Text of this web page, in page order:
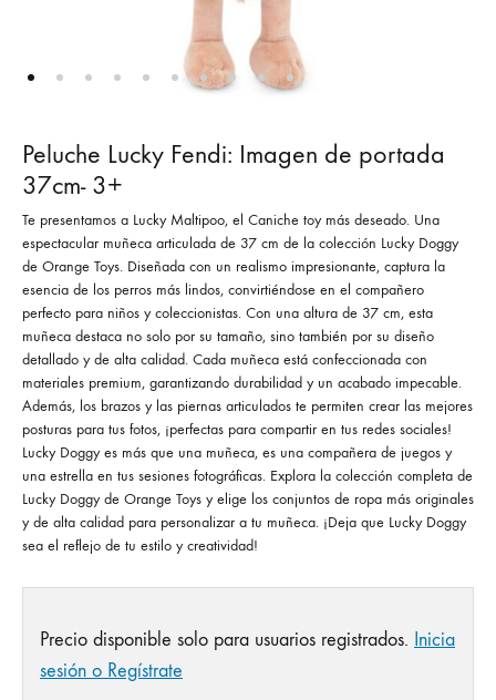
Peluche Lucky Fendi: Imagen de portada
37cm- 3+
Te presentamos a Lucky Maltipoo, el Caniche toy más deseado. Una
espectacular muñeca articulada de 37 cm de la colección Lucky Doggy
de Orange Toys. Diseñada con un realismo impresionante, captura la
esencia de los perros más lindos, convirtiéndose en el compañero
perfecto para niños y coleccionistas. Con una altura de 37 cm, esta
muñeca destaca no solo por su tamaño, sino también por su diseño
detallado y de alta calidad. Cada muñeca está confeccionada con
materiales premium, garantizando durabilidad y un acabado impecable.
Además, los brazos y las piernas articulados te permiten crear las mejores
posturas para tus fotos, ¡perfectas para compartir en tus redes sociales!
Lucky Doggy es más que una muñeca, es una compañera de juegos y
una estrella en tus sesiones fotográficas. Explora la colección completa de
Lucky Doggy de Orange Toys y elige los conjuntos de ropa más originales
y de alta calidad para personalizar a tu muñeca. ¡Deja que Lucky Doggy
sea el reflejo de tu estilo y creatividad!
Precio disponible solo para usuarios registrados. Inicia
sesión o Regístrate